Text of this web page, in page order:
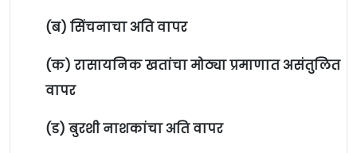
(ब) सिंचनाचा अति वापर
(क) रासायनिक खतांचा मोठ्या प्रमाणात असंतुलित
वापर
(ड) बुरशी नाशकांचा अति वापर